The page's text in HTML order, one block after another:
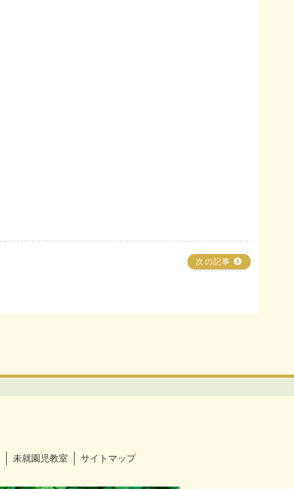
次の記事
未就園児教室 サイトマップ